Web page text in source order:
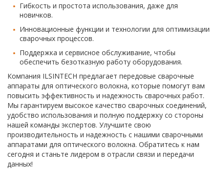
Гибкость и простота использования, даже для
новичков.
Инновационные функции и технологии для оптимизации
сварочных процессов.
Поддержка и сервисное обслуживание, чтобы
обеспечить безотказную работу оборудования.
Компания ILSINTECH предлагает передовые сварочные
аппараты для оптического волокна, которые помогут вам
повысить эффективность и надежность сварочных работ.
Мы гарантируем высокое качество сварочных соединений,
удобство использования и полную поддержку со стороны
нашей команды экспертов. Улучшите свою
производительность и надежность с нашими сварочными
аппаратами для оптического волокна. Обратитесь к нам
сегодня и станьте лидером в отрасли связи и передачи
данных!